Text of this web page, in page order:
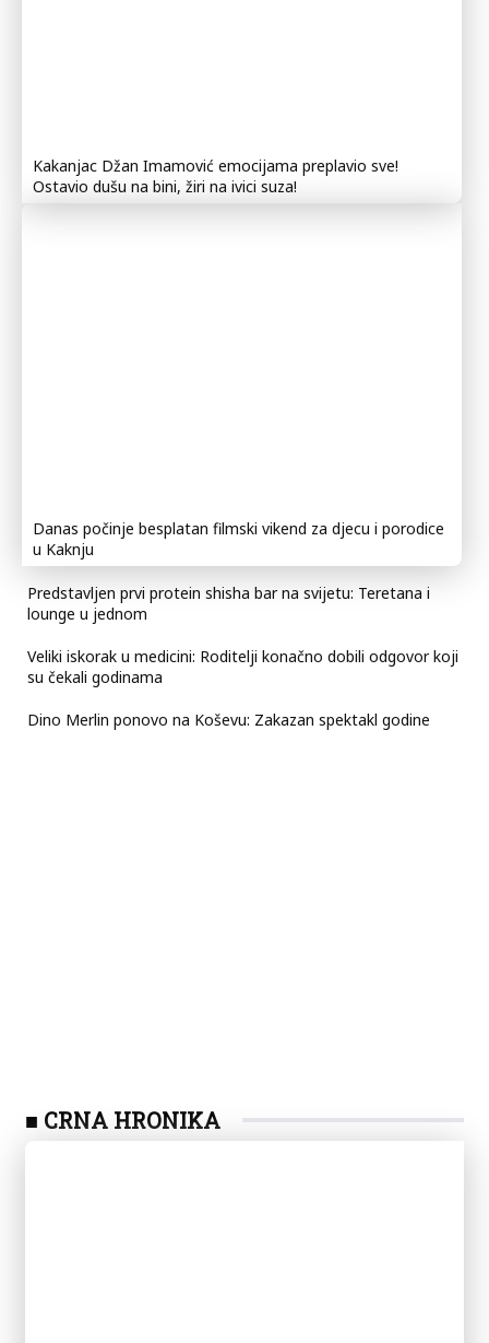
Kakanjac Džan Imamović emocijama preplavio sve!
Ostavio dušu na bini, žiri na ivici suza!
Danas počinje besplatan filmski vikend za djecu i porodice
u Kaknju
Predstavljen prvi protein shisha bar na svijetu: Teretana i
lounge u jednom
Veliki iskorak u medicini: Roditelji konačno dobili odgovor koji
su čekali godinama
Dino Merlin ponovo na Koševu: Zakazan spektakl godine
■ CRNA HRONIKA